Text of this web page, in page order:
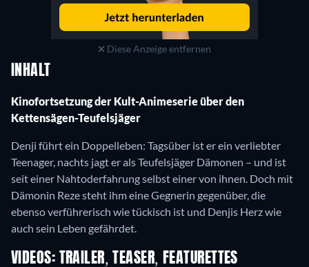
Diese Anzeige entfernen
INHALT
Kinofortsetzung der Kult-Animeserie über den
Kettensägen-Teufelsjäger
Denji führt ein Doppelleben: Tagsüber ist er ein verliebter
Teenager, nachts jagt er als Teufelsjäger Dämonen – und ist
seit einer Nahtoderfahrung selbst einer von ihnen. Doch mit
Dämonin Reze steht ihm eine Gegnerin gegenüber, die
ebenso verführerisch wie tückisch ist und Denjis Herz wie
auch sein Leben gefährdet.
VIDEOS: TRAILER, TEASER, FEATURETTES